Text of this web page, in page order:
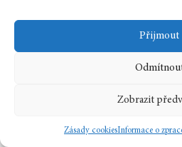
Přijmout
Zobrazit
Zásady cookiesInformace o